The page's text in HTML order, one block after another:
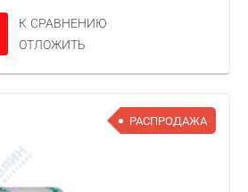
К СРАВНЕНИЮ
ОТЛОЖИТЬ
РАСПРОДАЖА